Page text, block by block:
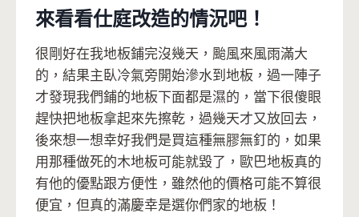
來看看仕庭改造的情況吧！
很剛好在我地板鋪完沒幾天，颱風來風雨滿大
的，結果主臥冷氣旁開始滲水到地板，過一陣子
才發現我們鋪的地板下面都是濕的，當下很傻眼
趕快把地板拿起來先擦乾，過幾天才又放回去，
後來想一想幸好我們是買這種無膠無釘的，如果
用那種做死的木地板可能就毀了，歐巴地板真的
有他的優點跟方便性，雖然他的價格可能不算很
便宜，但真的滿慶幸是選你們家的地板！